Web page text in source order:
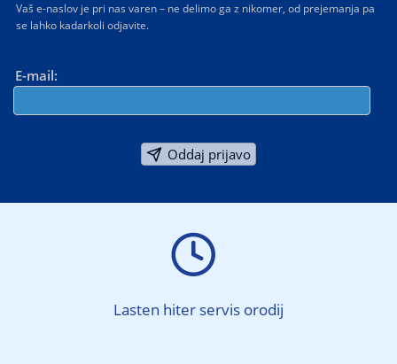
Vaš e-naslov je pri nas varen – ne delimo ga z nikomer, od prejemanja pa
se lahko kadarkoli odjavite.
E-mail:
Oddaj prijavo

Lasten hiter servis orodij